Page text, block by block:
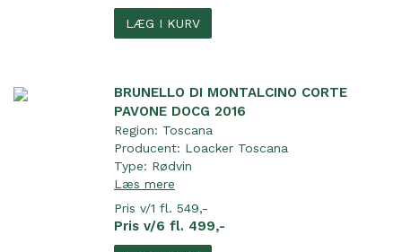
LÆG I KURV
BRUNELLO DI MONTALCINO CORTE
PAVONE DOCG 2016
Region: Toscana
Producent: Loacker Toscana
Type: Rødvin
Læs mere
Pris v/1 fl. 549,-
Pris v/6 fl. 499,-